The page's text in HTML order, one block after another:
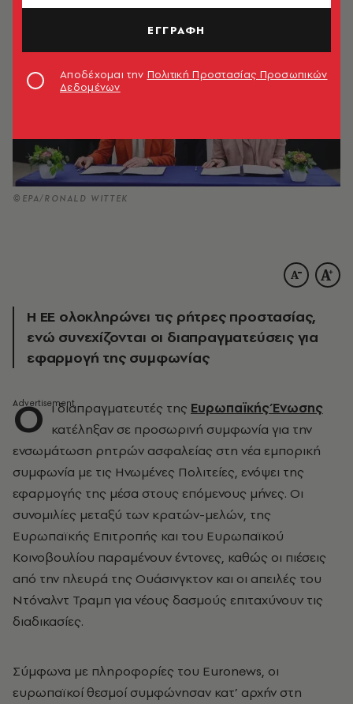
©EPA/RONALD WITTEK
Η ΕΕ ολοκληρώνει τις ρήτρες προστασίας,
ενώ συνεχίζονται οι διαπραγματεύσεις για
εφαρμογή της συμφωνίας
Ο ι διαπραγματευτές της Ευρωπαϊκής Ένωσης
κατέληξαν σε προσωρινή συμφωνία για την
ενσωμάτωση ρητρών ασφαλείας στη νέα εμπορική
συμφωνία με τις Ηνωμένες Πολιτείες, ενόψει της
εφαρμογής της μέσα στους επόμενους μήνες. Οι
συνομιλίες μεταξύ των κρατών-μελών, της
Ευρωπαϊκής Επιτροπής και του Ευρωπαϊκού
Κοινοβουλίου παραμένουν έντονες, καθώς οι πιέσεις
από την πλευρά της Ουάσινγκτον και οι απειλές του
Ντόναλντ Τραμπ για νέους δασμούς επιταχύνουν τις
διαδικασίες.
Σύμφωνα με πληροφορίες του Euronews, οι
ευρωπαϊκοί θεσμοί συμφώνησαν κατ’ αρχήν στη
ΕΓΓΡΑΦΗ
Αποδέχομαι την Πολιτική Προστασίας Προσωπικών
Δεδομένων